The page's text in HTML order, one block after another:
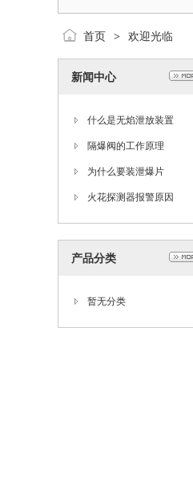
首页 > 欢迎光临
新闻中心
什么是无焰泄放装置
隔爆阀的工作原理
为什么要装泄爆片
火花探测器报警原因
产品分类
暂无分类